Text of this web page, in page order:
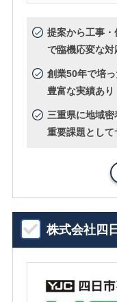
提案から工事
で臨機応変な対
創業50年で培
豊富な実績あり
三重県に地域
重要課題として
株式会社四